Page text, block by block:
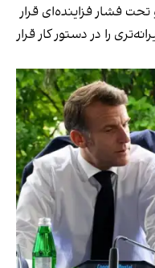
فشار فزاینده‌ای قرار
را در دستور کار قرار